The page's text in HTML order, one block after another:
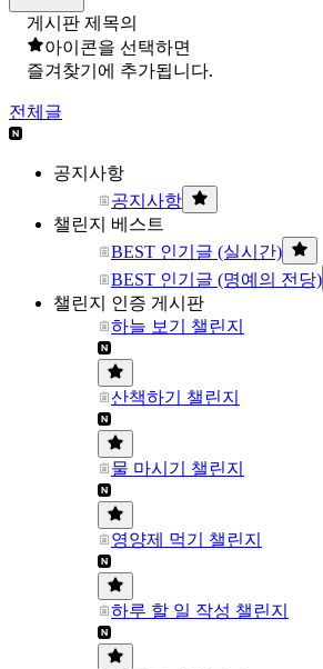
게시판 제목의
아이콘을 선택하면
즐겨찾기에 추가됩니다.
전체글
공지사항
공지사항
챌린지 베스트
BEST 인기글 (실시간)
BEST 인기글 (명예의 전당)
챌린지 인증 게시판
하늘 보기 챌린지
산책하기 챌린지
물 마시기 챌린지
영양제 먹기 챌린지
하루 할 일 작성 챌린지